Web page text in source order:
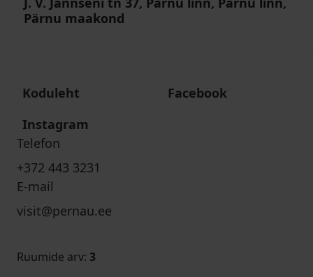
Pärnu maakond
Koduleht
Facebook
Instagram
Telefon
+372 443 3231
E-mail
visit@pernau.ee
Ruumide arv: 3